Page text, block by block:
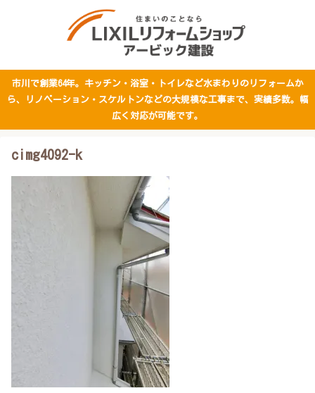
市川で創業64年。キッチン・浴室・トイレなど水まわりのリフォームか
ら、リノベーション・スケルトンなどの大規模な工事まで、実績多数。幅
広く対応が可能です。
cimg4092-k